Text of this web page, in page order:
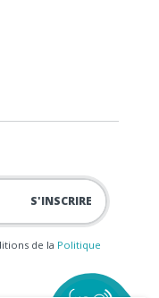
de la Politique